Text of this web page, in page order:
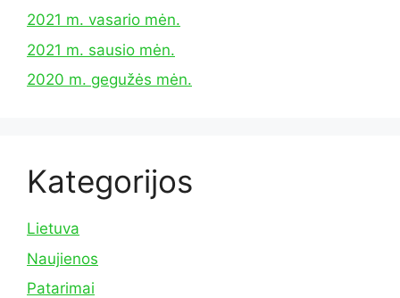
2021 m. vasario mėn.
2021 m. sausio mėn.
2020 m. gegužės mėn.
Kategorijos
Lietuva
Naujienos
Patarimai